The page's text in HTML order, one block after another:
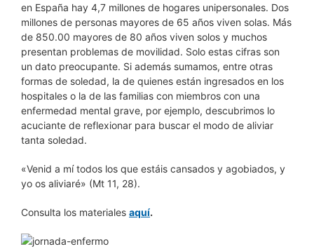
en España hay 4,7 millones de hogares unipersonales. Dos
millones de personas mayores de 65 años viven solas. Más
de 850.00 mayores de 80 años viven solos y muchos
presentan problemas de movilidad. Solo estas cifras son
un dato preocupante. Si además sumamos, entre otras
formas de soledad, la de quienes están ingresados en los
hospitales o la de las familias con miembros con una
enfermedad mental grave, por ejemplo, descubrimos lo
acuciante de reflexionar para buscar el modo de aliviar
tanta soledad.
«Venid a mí todos los que estáis cansados y agobiados, y
yo os aliviaré» (Mt 11, 28).
Consulta los materiales aquí.